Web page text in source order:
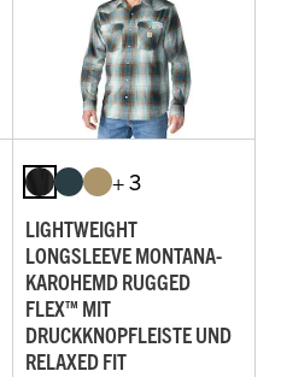
+ 3
LIGHTWEIGHT
LONGSLEEVE MONTANA-
KAROHEMD RUGGED
FLEX™ MIT
DRUCKKNOPFLEISTE UND
RELAXED FIT